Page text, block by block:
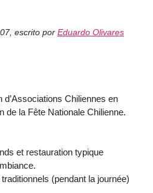
, escrito por Eduardo Olivares
d’Associations Chiliennes en
de la Fête Nationale Chilienne.
et restauration typique
(pendant la journée)